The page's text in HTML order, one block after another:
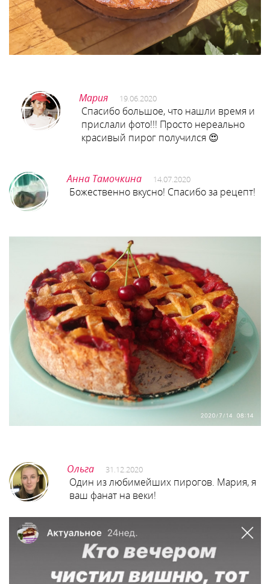
Мария 19.06.2020
Спасибо большое, что нашли время и
прислали фото!!! Просто нереально
красивый пирог получился 😍
Анна Тамочкина 14.07.2020
Божественно вкусно! Спасибо за рецепт!
Ольга 31.12.2020
Один из любимейших пирогов. Мария, я
ваш фанат на веки!